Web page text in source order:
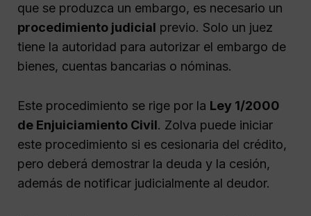
que se produzca un embargo, es necesario un
procedimiento judicial previo. Solo un juez
tiene la autoridad para autorizar el embargo de
bienes, cuentas bancarias o nóminas.
Este procedimiento se rige por la Ley 1/2000
de Enjuiciamiento Civil. Zolva puede iniciar
este procedimiento si es cesionaria del crédito,
pero deberá demostrar la deuda y la cesión,
además de notificar judicialmente al deudor.